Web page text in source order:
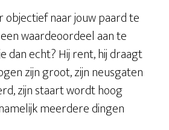
naar jouw paard te
waardeoordeel aan te
dan echt? Hij rent, hij draagt
zijn groot, zijn neusgaten
zijn staart wordt hoog
meerdere dingen